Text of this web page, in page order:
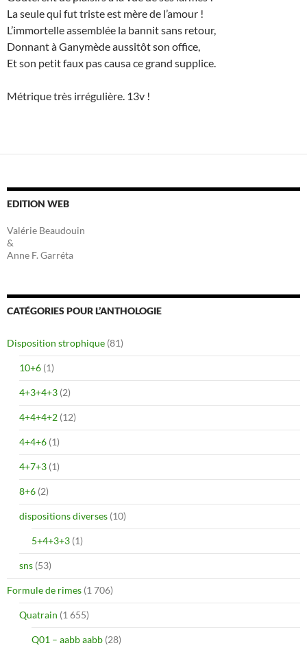
La seule qui fut triste est mère de l’amour !
L’immortelle assemblée la bannit sans retour,
Donnant à Ganymède aussitôt son office,
Et son petit faux pas causa ce grand supplice.
Métrique très irrégulière. 13v !
EDITION WEB
Valérie Beaudouin
&
Anne F. Garréta
CATÉGORIES POUR L’ANTHOLOGIE
Disposition strophique (81)
10+6 (1)
4+3+4+3 (2)
4+4+4+2 (12)
4+4+6 (1)
4+7+3 (1)
8+6 (2)
dispositions diverses (10)
5+4+3+3 (1)
sns (53)
Formule de rimes (1 706)
Quatrain (1 655)
Q01 – aabb aabb (28)